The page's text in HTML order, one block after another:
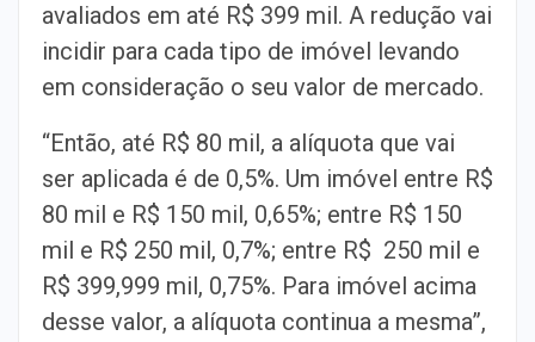
avaliados em até R$ 399 mil. A redução vai
incidir para cada tipo de imóvel levando
em consideração o seu valor de mercado.
“Então, até R$ 80 mil, a alíquota que vai
ser aplicada é de 0,5%. Um imóvel entre R$
80 mil e R$ 150 mil, 0,65%; entre R$ 150
mil e R$ 250 mil, 0,7%; entre R$ 250 mil e
R$ 399,999 mil, 0,75%. Para imóvel acima
desse valor, a alíquota continua a mesma”,